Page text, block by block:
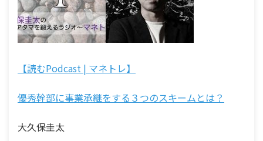
【読むPodcast | マネトレ】
優秀幹部に事業承継をする３つのスキームとは？
大久保圭太